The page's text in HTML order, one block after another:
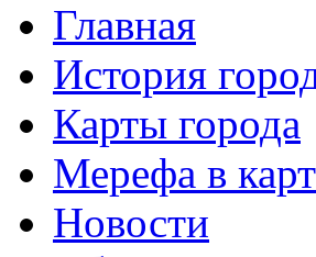
Главная
История
Карты города
Мерефа в
Новости